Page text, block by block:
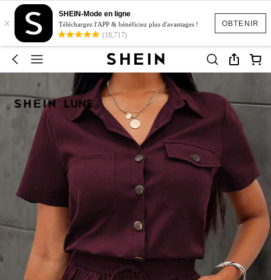
OBTENIR
×
SHEIN-Mode en ligne
Téléchargez l'APP & bénéficiez plus d'avantages !
(18,717)